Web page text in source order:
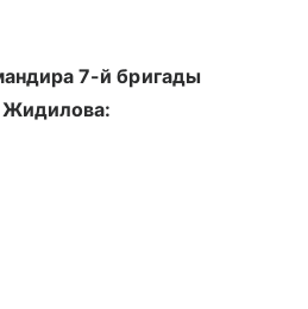
7-й бригады
Жидилова: